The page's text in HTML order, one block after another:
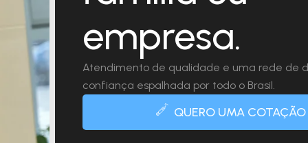
empresa.
Atendimento de qualidade e uma rede de
confiança espalhada por todo o Brasil.
QUERO UMA COTAÇÃO